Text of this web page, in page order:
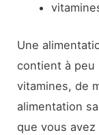
Une
contient à peu
vitamines, de
alimentation
que vous